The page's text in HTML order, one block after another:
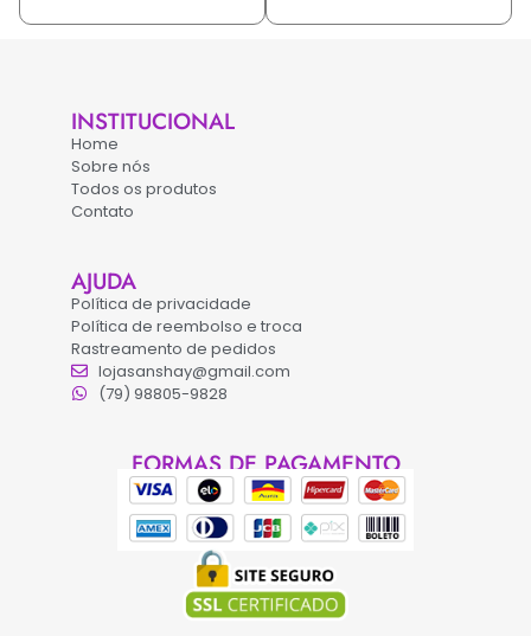
INSTITUCIONAL
Home
Sobre nós
Todos os produtos
Contato
AJUDA
Política de privacidade
Política de reembolso e troca
Rastreamento de pedidos
lojasanshay@gmail.com
(79) 98805-9828
FORMAS DE PAGAMENTO